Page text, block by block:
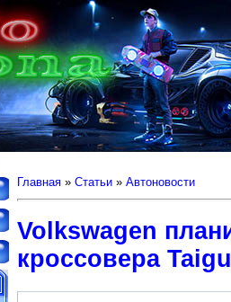
Главная » Статьи » Автоновости
Volkswagen
кроссовера